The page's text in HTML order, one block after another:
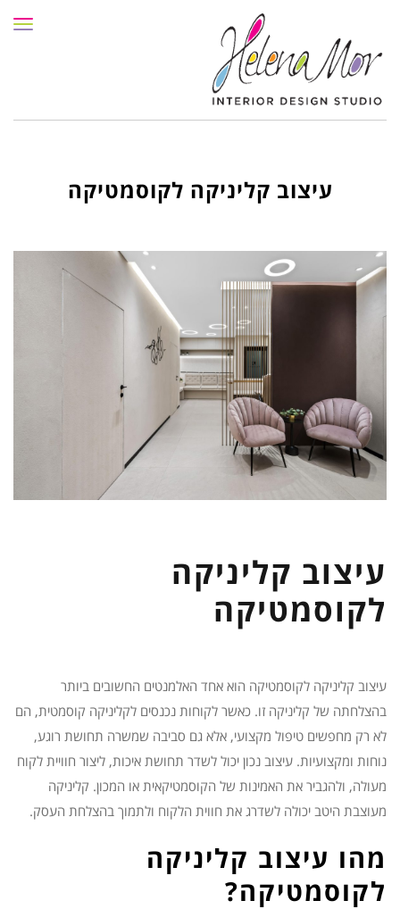
עיצוב קליניקה לקוסמטיקה
עיצוב קליניקה
לקוסמטיקה
עיצוב קליניקה לקוסמטיקה הוא אחד האלמנטים החשובים ביותר
בהצלחתה של קליניקה זו. כאשר לקוחות נכנסים לקליניקה קוסמטית, הם
לא רק מחפשים טיפול מקצועי, אלא גם סביבה שמשרה תחושת רוגע,
נוחות ומקצועיות. עיצוב נכון יכול לשדר תחושת איכות, ליצור חוויית לקוח
מעולה, ולהגביר את האמינות של הקוסמטיקאית או המכון. קליניקה
מעוצבת היטב יכולה לשדרג את חווית הלקוח ולתמוך בהצלחת העסק.
מהו עיצוב קליניקה
לקוסמטיקה?